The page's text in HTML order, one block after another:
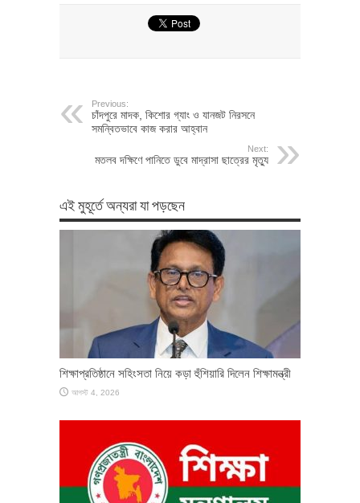
Previous:
চাঁদপুরে মাদক, কিশোর গ্যাং ও যানজট নিরসনে
সমন্বিতভাবে কাজ করার আহ্বান
Next:
মতলব দক্ষিণে পানিতে ডুবে মাদ্রাসা ছাত্রের মৃত্যু
এই মুহূর্তে অন্যরা যা পড়ছেন
শিক্ষাপ্রতিষ্ঠানে সহিংসতা নিয়ে কড়া হুঁশিয়ারি দিলেন শিক্ষামন্ত্রী
আগস্ট 4, 2026